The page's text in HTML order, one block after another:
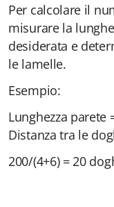
Per calcolare il
misurare la
desiderata e
le lamelle.
Esempio:
Lunghezza parete
Distanza tra le
200/(4+6) = 20